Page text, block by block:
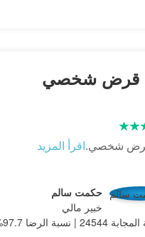
قرض شخصي
قرض شخصي.اقرأ المزيد
حكمت سالم
خبير مالي
| نسبة الرضا 97.7%